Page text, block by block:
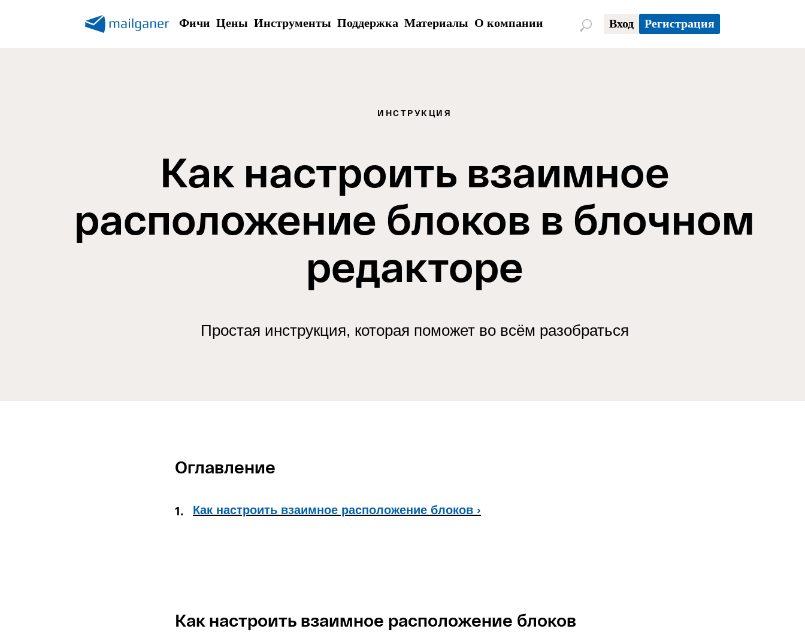
Фичи Цены Инструменты Поддержка Материалы О компании Вход Регистрация
ИНСТРУКЦИЯ
Как настроить взаимное
расположение блоков в блочном
редакторе
Простая инструкция, которая поможет во всём разобраться
Оглавление
1. Как настроить взаимное расположение блоков ›
Как настроить взаимное расположение блоков